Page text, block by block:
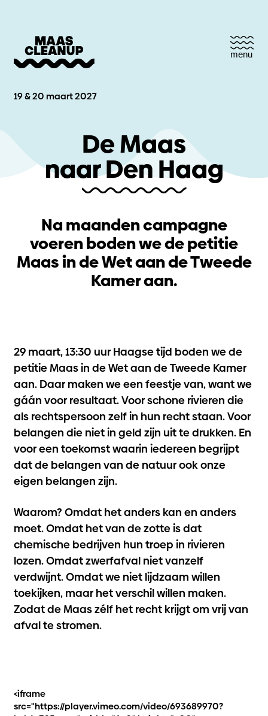
menu
19 & 20 maart 2027
De Maas
naar Den Haag
Na maanden campagne
voeren boden we de petitie
Maas in de Wet aan de Tweede
Kamer aan.
29 maart, 13:30 uur Haagse tijd boden we de
petitie Maas in de Wet aan de Tweede Kamer
aan. Daar maken we een feestje van, want we
gáán voor resultaat. Voor schone rivieren die
als rechtspersoon zelf in hun recht staan. Voor
belangen die niet in geld zijn uit te drukken. En
voor een toekomst waarin iedereen begrijpt
dat de belangen van de natuur ook onze
eigen belangen zijn.
Waarom? Omdat het anders kan en anders
moet. Omdat het van de zotte is dat
chemische bedrijven hun troep in rivieren
lozen. Omdat zwerfafval niet vanzelf
verdwijnt. Omdat we niet lijdzaam willen
toekijken, maar het verschil willen maken.
Zodat de Maas zélf het recht krijgt om vrij van
afval te stromen.
<iframe
src="https://player.vimeo.com/video/693689970?